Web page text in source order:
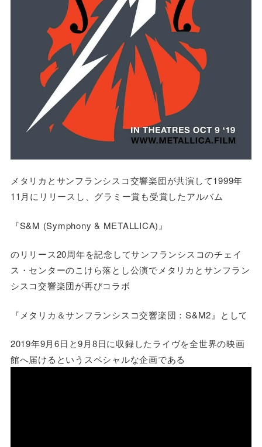
メタリカとサンフランシスコ交響楽団が共演して1999年
11月にリリースし、グラミー賞も受賞したアルバム
『S&M (Symphony & METALLICA)』
のリリース20周年を記念してサンフランシスコのチェイ
ス・センターのこけら落とし公演でメタリカとサンフラン
シスコ交響楽団が再びコラボ
『メタリカ＆サンフランシスコ交響楽団：S&M2』として
2019年9月6日と9月8日に収録したライヴを全世界の映画
館へ届けるというスペシャルな企画である